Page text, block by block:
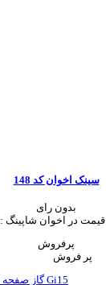
سینک اخوان کد 148
بدون رای
قیمت در اخوان شاپینگ :
پرفروش